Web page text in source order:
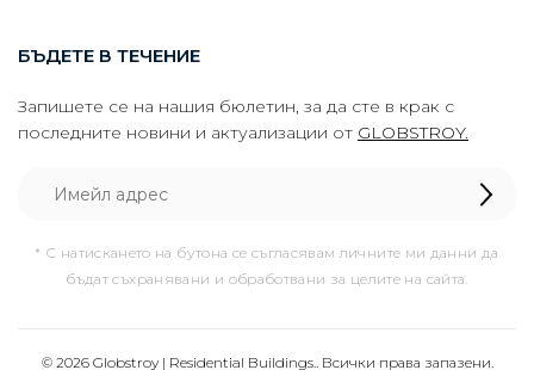
БЪДЕТЕ В ТЕЧЕНИЕ
Запишете се на нашия бюлетин, за да сте в крак с
последните новини и актуализации от GLOBSTROY.
* С натискането на бутона се съгласявам личните ми данни да
бъдат съхранявани и обработвани за целите на сайта.
© 2026 Globstroy | Residential Buildings.. Всички права запазени.